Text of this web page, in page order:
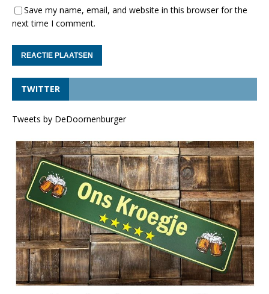
Save my name, email, and website in this browser for the
next time I comment.
TWITTER
Tweets by DeDoornenburger